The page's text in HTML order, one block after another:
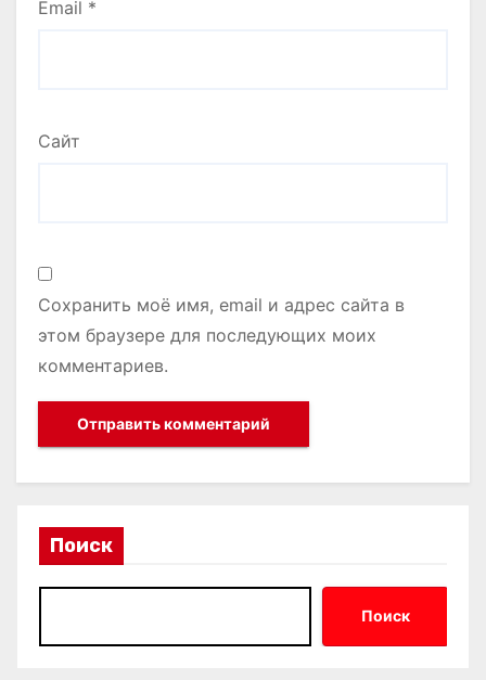
Email *
Сайт
Сохранить моё имя, email и адрес сайта в
этом браузере для последующих моих
комментариев.
Поиск
Поиск